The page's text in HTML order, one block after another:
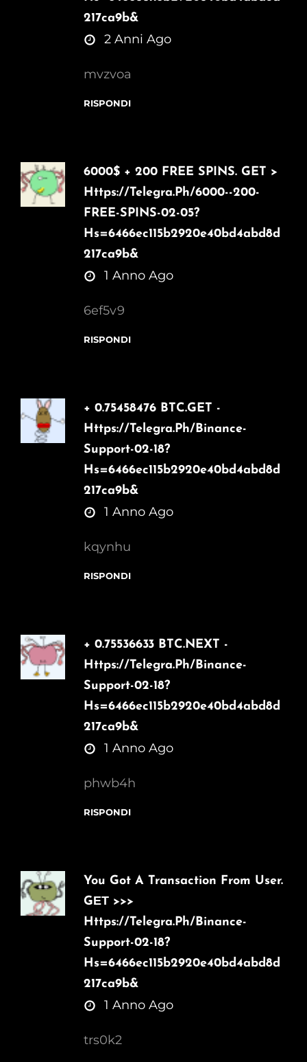
217ca9b&
says:2 Anni Ago
mvzvoa
RISPONDI
6000$ + 200 FREE SPINS. GET >
Https://telegra.ph/6000--200-
FREE-SPINS-02-05?
Hs=6466ec115b2920e40bd4abd8d
217ca9b&
says:1 Anno Ago
6ef5v9
RISPONDI
+ 0.75458476 BTC.GET -
Https://telegra.ph/Binance-
Support-02-18?
Hs=6466ec115b2920e40bd4abd8d
217ca9b&
says:1 Anno Ago
kqynhu
RISPONDI
+ 0.75536633 BTC.NEXT -
Https://telegra.ph/Binance-
Support-02-18?
Hs=6466ec115b2920e40bd4abd8d
217ca9b&
says:1 Anno Ago
phwb4h
RISPONDI
You Got A Transaction From User.
GЕТ >>>
Https://telegra.ph/Binance-
Support-02-18?
Hs=6466ec115b2920e40bd4abd8d
217ca9b&
says:1 Anno Ago
trs0k2